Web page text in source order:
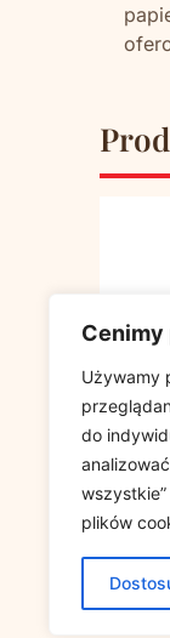
Używamy
do
plików
Torba
500szt